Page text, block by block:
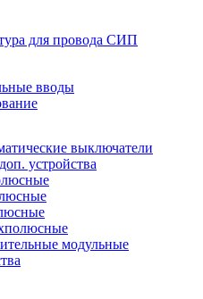
для провода СИП
вводы
выключатели
устройства
модульные